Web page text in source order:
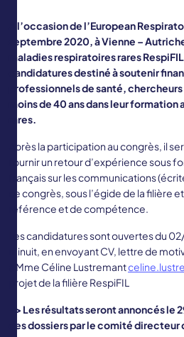
A l’occasion de l’European
septembre 2020, à Vienne –
maladies respiratoires rares
candidatures destiné à soutenir
professionnels de santé,
moins de 40 ans dans leur
rares.
Après la participation au congrès, il
fournir un retour d’expérience sous
français sur les communications
ce congrès, sous l’égide de la filière
référence et de compétence.
Les candidatures sont ouvertes du
minuit, en envoyant CV, lettre de
à Mme Céline Lustremant
projet de la filière RespiFIL
–> Les résultats seront annoncés
des dossiers par le comité directeur